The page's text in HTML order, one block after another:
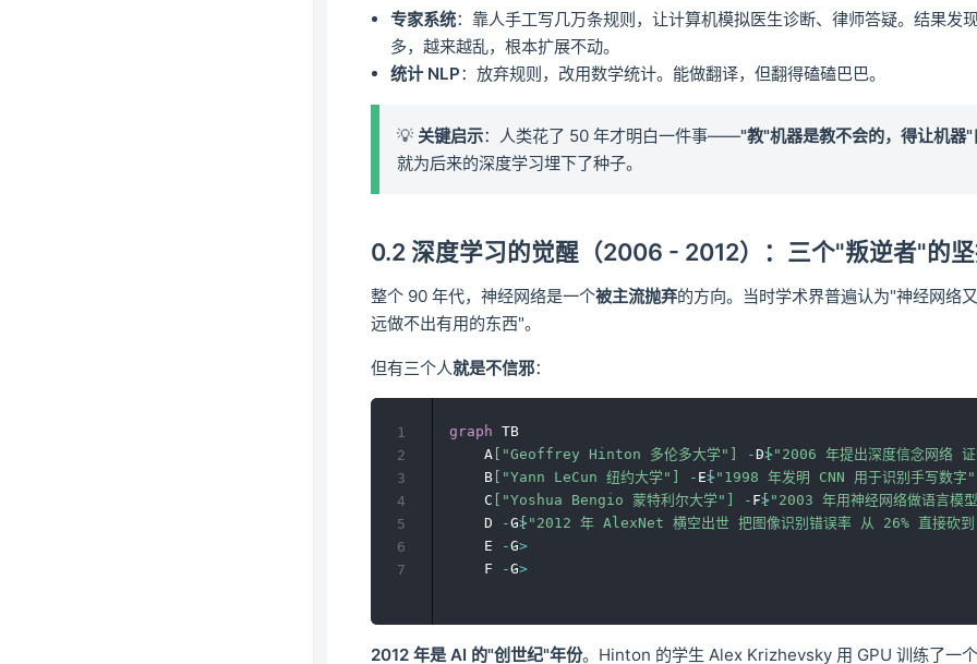
专家系统：靠人手工写几万条规则，让计算机模拟医生诊断、律师答疑。结果发
多，越来越乱，根本扩展不动。
统计 NLP：放弃规则，改用数学统计。能做翻译，但翻得磕磕巴巴。
💡 关键启示：人类花了 50 年才明白一件事——"教"机器是教不会的，得让机器"
就为后来的深度学习埋下了种子。
0.2 深度学习的觉醒（2006 - 2012）：三个"叛逆者"的
整个 90 年代，神经网络是一个被主流抛弃的方向。当时学术界普遍认为"神经网络
远做不出有用的东西"。
但有三个人就是不信邪：
graph TB
    A
["Geoffrey Hinton 多伦多大学"] -->
D["2006 年提出深度信念网络 证
    B
["Yann LeCun 纽约大学"] -->
E["1998 年发明 CNN 用于识别手写数字"]
    C
["Yoshua Bengio 蒙特利尔大学"] -->
F["2003 年用神经网络做语言模
    D
-->
G["2012 年 AlexNet 横空出世 把图像识别错误率 从 26% 直接砍到
    E
-->
G
    F
-->
1
2
3
4
5
6
7
2012 年是 AI 的"创世纪"年份。Hinton 的学生 Alex Krizhevsky 用 GPU 训练了一